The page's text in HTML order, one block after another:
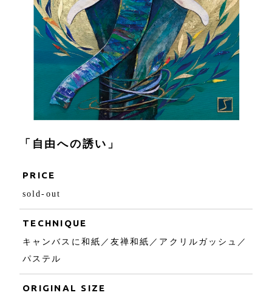
「自由への誘い」
PRICE
sold-out
TECHNIQUE
キャンバスに和紙／友禅和紙／アクリルガッシュ／
パステル
ORIGINAL SIZE